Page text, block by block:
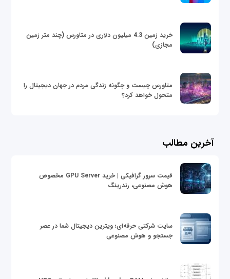
خرید زمین 4.3 میلیون دلاری در متاورس (چند متر زمین
مجازی)
متاورس چیست و چگونه زندگی مردم در جهان دیجیتال را
متحول خواهد کرد؟
آخرین مطالب
قیمت سرور گرافیکی | خرید GPU Server مخصوص
هوش مصنوعی، رندرینگ
سایت شرکتی حرفه‌ای؛ ویترین دیجیتال شما در عصر
جستجو و هوش مصنوعی